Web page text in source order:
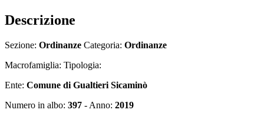
Descrizione
Sezione: Ordinanze Categoria: Ordinanze
Macrofamiglia: Tipologia:
Ente: Comune di Gualtieri Sicaminò
Numero in albo: 397 - Anno: 2019